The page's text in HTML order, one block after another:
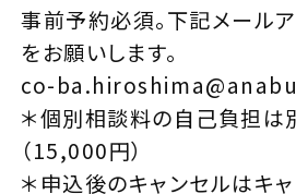
事前予約必須。下記メール
をお願いします。
co-
＊個別相談料の自己負担は
（15,000円）
＊申込後のキャンセルはキ